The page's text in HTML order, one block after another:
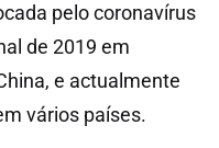
pelo coronavírus
de 2019 em
e actualmente
vários países.